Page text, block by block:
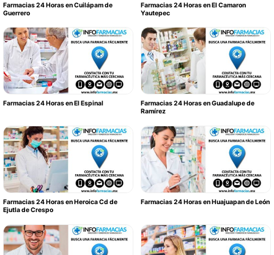
Farmacias 24 Horas en Cuilápam de
Guerrero
Farmacias 24 Horas en El Camaron
Yautepec
Farmacias 24 Horas en El Espinal
Farmacias 24 Horas en Guadalupe de
Ramírez
Farmacias 24 Horas en Heroica Cd de
Ejutla de Crespo
Farmacias 24 Horas en Huajuapan de León